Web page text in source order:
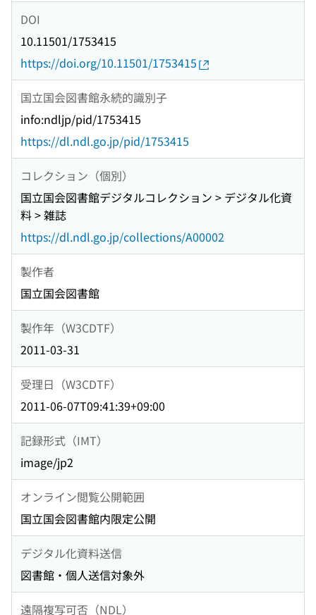
DOI
10.11501/1753415
https://doi.org/10.11501/1753415
国立国会図書館永続的識別子
info:ndljp/pid/1753415
https://dl.ndl.go.jp/pid/1753415
コレクション（個別）
国立国会図書館デジタルコレクション > デジタル化資
料 > 雑誌
https://dl.ndl.go.jp/collections/A00002
製作者
国立国会図書館
製作年（W3CDTF）
2011-03-31
受理日（W3CDTF）
2011-06-07T09:41:39+09:00
記録形式（IMT）
image/jp2
オンライン閲覧公開範囲
国立国会図書館内限定公開
デジタル化資料送信
図書館・個人送信対象外
遠隔複写可否（NDL）